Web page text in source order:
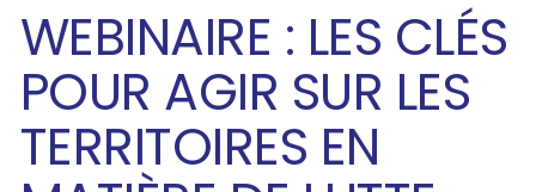
WEBINAIRE : LES CLÉS
POUR AGIR SUR LES
TERRITOIRES EN